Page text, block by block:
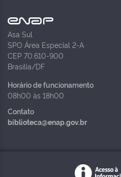
Asa Sul
SPO Área Especial 2-A
CEP 70.610-900
Brasília/DF
Horário de funcionamento
08h00 às 18h00
Contato
biblioteca@enap.gov.br